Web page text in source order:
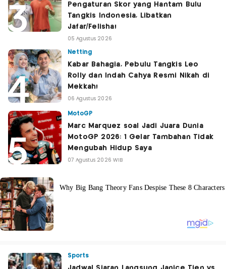
Pengaturan Skor yang Hantam Bulu
Tangkis Indonesia, Libatkan
Jafar/Felisha!
05 Agustus 2026
Netting
Kabar Bahagia, Pebulu Tangkis Leo
Rolly dan Indah Cahya Resmi Nikah di
Mekkah!
06 Agustus 2026
MotoGP
Marc Marquez soal Jadi Juara Dunia
MotoGP 2026: 1 Gelar Tambahan Tidak
Mengubah Hidup Saya
07 Agustus 2026 WIB
Sports